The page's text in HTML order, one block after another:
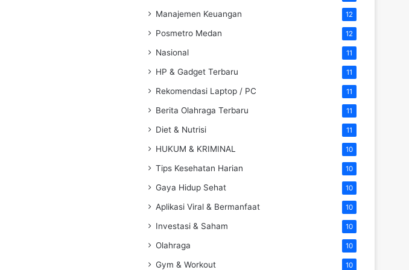
Manajemen Keuangan 12
Posmetro Medan 12
Nasional 11
HP & Gadget Terbaru 11
Rekomendasi Laptop / PC 11
Berita Olahraga Terbaru 11
Diet & Nutrisi 11
HUKUM & KRIMINAL 10
Tips Kesehatan Harian 10
Gaya Hidup Sehat 10
Aplikasi Viral & Bermanfaat 10
Investasi & Saham 10
Olahraga 10
Gym & Workout 10